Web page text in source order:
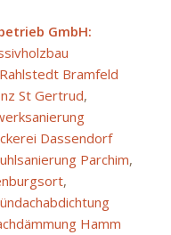
GmbH:
Bramfeld
St Gertrud,
Dassendorf
Parchim,
,
Hamm